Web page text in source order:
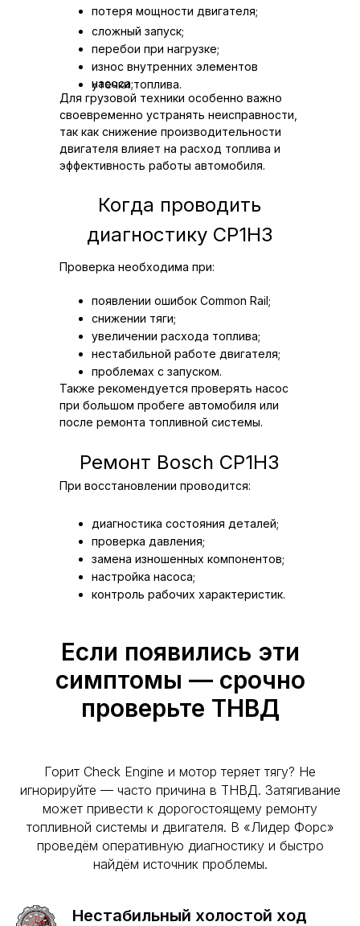
потеря мощности двигателя;
сложный запуск;
перебои при нагрузке;
износ внутренних элементов
насоса;
утечки топлива.
Для грузовой техники особенно важно
своевременно устранять неисправности,
так как снижение производительности
двигателя влияет на расход топлива и
эффективность работы автомобиля.
Когда проводить
диагностику CP1H3
Проверка необходима при:
появлении ошибок Common Rail;
снижении тяги;
увеличении расхода топлива;
нестабильной работе двигателя;
проблемах с запуском.
Также рекомендуется проверять насос
при большом пробеге автомобиля или
после ремонта топливной системы.
Ремонт Bosch CP1H3
При восстановлении проводится:
диагностика состояния деталей;
проверка давления;
замена изношенных компонентов;
настройка насоса;
контроль рабочих характеристик.
Если появились эти
симптомы — срочно
проверьте ТНВД
Горит Check Engine и мотор теряет тягу? Не
игнорируйте — часто причина в ТНВД. Затягивание
может привести к дорогостоящему ремонту
топливной системы и двигателя. В «Лидер Форс»
проведём оперативную диагностику и быстро
найдём источник проблемы.
Нестабильный холостой ход